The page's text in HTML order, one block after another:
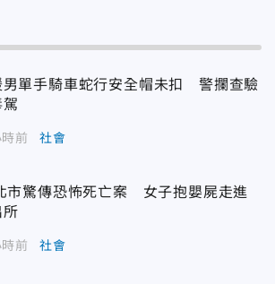
男單手騎車蛇行安全帽未扣 警攔查驗
駕
前 社會
市驚傳恐怖死亡案 女子抱嬰屍走進
所
前 社會